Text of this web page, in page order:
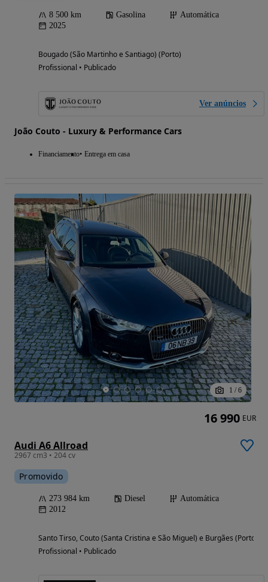
8 500 km Gasolina
Automática
2025
Bougado (São Martinho e Santiago) (Porto)
Profissional • Publicado
Ver anúncios
João Couto - Luxury & Performance Cars
Financiamento Entrega em casa
1 / 6
Audi A6 Allroad
2967 cm3 • 204 cv
Promovido
273 984 km Diesel
Automática
2012
Santo Tirso, Couto (Santa Cristina e São Miguel) e Burgães (Porto)
Profissional • Publicado
16 990 EUR